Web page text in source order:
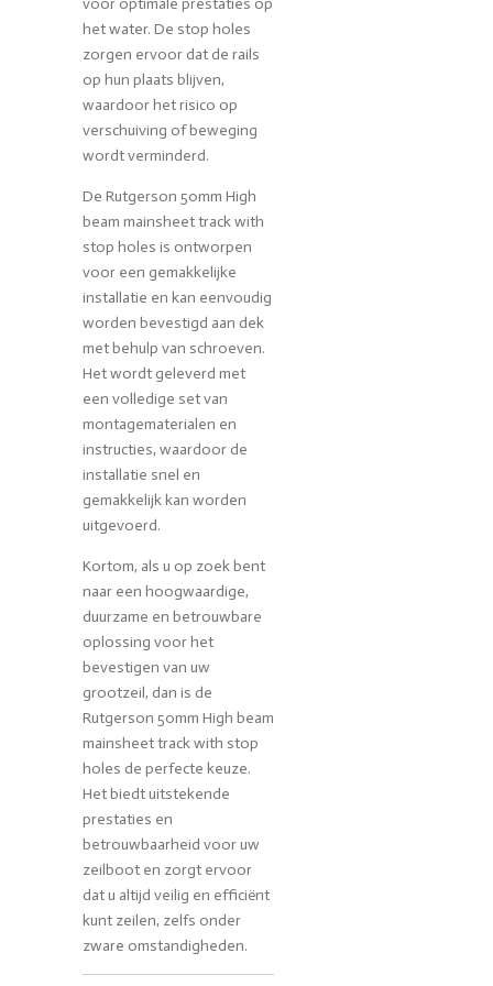
voor optimale prestaties op
het water. De stop holes
zorgen ervoor dat de rails
op hun plaats blijven,
waardoor het risico op
verschuiving of beweging
wordt verminderd.
De Rutgerson 50mm High
beam mainsheet track with
stop holes is ontworpen
voor een gemakkelijke
installatie en kan eenvoudig
worden bevestigd aan dek
met behulp van schroeven.
Het wordt geleverd met
een volledige set van
montagematerialen en
instructies, waardoor de
installatie snel en
gemakkelijk kan worden
uitgevoerd.
Kortom, als u op zoek bent
naar een hoogwaardige,
duurzame en betrouwbare
oplossing voor het
bevestigen van uw
grootzeil, dan is de
Rutgerson 50mm High beam
mainsheet track with stop
holes de perfecte keuze.
Het biedt uitstekende
prestaties en
betrouwbaarheid voor uw
zeilboot en zorgt ervoor
dat u altijd veilig en efficiënt
kunt zeilen, zelfs onder
zware omstandigheden.